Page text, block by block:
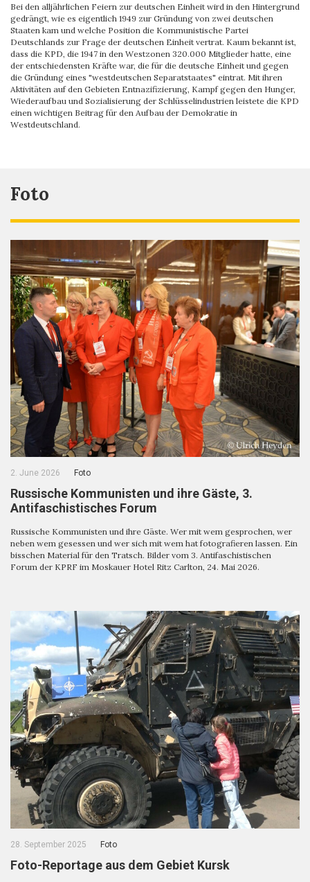
Bei den alljährlichen Feiern zur deutschen Einheit wird in den Hintergrund
gedrängt, wie es eigentlich 1949 zur Gründung von zwei deutschen
Staaten kam und welche Position die Kommunistische Partei
Deutschlands zur Frage der deutschen Einheit vertrat. Kaum bekannt ist,
dass die KPD, die 1947 in den Westzonen 320.000 Mitglieder hatte, eine
der entschiedensten Kräfte war, die für die deutsche Einheit und gegen
die Gründung eines "westdeutschen Separatstaates" eintrat. Mit ihren
Aktivitäten auf den Gebieten Entnazifizierung, Kampf gegen den Hunger,
Wiederaufbau und Sozialisierung der Schlüsselindustrien leistete die KPD
einen wichtigen Beitrag für den Aufbau der Demokratie in
Westdeutschland.
Foto
2. June 2026 Foto
Russische Kommunisten und ihre Gäste, 3.
Antifaschistisches Forum
Russische Kommunisten und ihre Gäste. Wer mit wem gesprochen, wer
neben wem gesessen und wer sich mit wem hat fotografieren lassen. Ein
bisschen Material für den Tratsch. Bilder vom 3. Antifaschistischen
Forum der KPRF im Moskauer Hotel Ritz Carlton, 24. Mai 2026.
28. September 2025 Foto
Foto-Reportage aus dem Gebiet Kursk